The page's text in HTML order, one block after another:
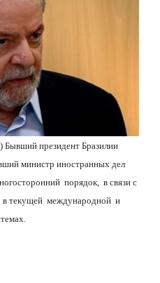
Бывший президент Бразилии
министр иностранных дел
порядок, в связи с
в текущей международной и